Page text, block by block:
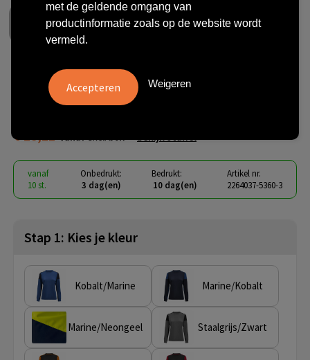
Printer PRIME Prime T-shirt
Long Sleeve T-shirt Dames
€ 18,11 vanafexcl. btw - bekijk staffel
vanaf
10 st.
Onbedrukt:
3 dag(en)
Bedrukt:
10 dag(en)
Artikel nr.
2264037-5360-3
Stap 1: Kies je kleur
Kobalt/Marine Marine/Kobalt
Marine/Neongeel Staalgrijs/Zwart
met de geldende omgang van
productinformatie zoals op de website wordt
vermeld.
Weigeren